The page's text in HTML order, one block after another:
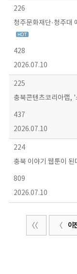
226
청주문화재단·청주대
428
2026.07.10
225
충북콘텐츠코리아랩,
437
2026.07.10
224
충북 이야기 웹툰이
809
2026.07.10
이